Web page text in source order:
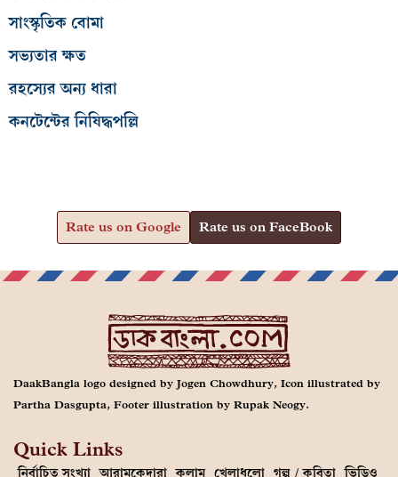
সাংস্কৃতিক বোমা
সভ্যতার ক্ষত
রহস্যের অন্য ধারা
কনটেন্টের নিষিদ্ধপল্লি
Rate us on Google Rate us on FaceBook
DaakBangla logo designed by Jogen Chowdhury, Icon illustrated by
Partha Dasgupta, Footer illustration by Rupak Neogy.
Quick Links
নির্বাচিত সংখ্যা আরামকেদারা কলাম খেলাধুলো গল্প / কবিতা ভিডিও